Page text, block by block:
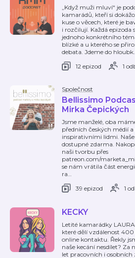
„Když muži mluví“ je
kamarádů, kteří si
kuse o věcech, které je
i rozčilují. Každá epizoda
jednoho konkrétního
blízké a u kterého se
debata. Jdeme do hloubk
12 epizod
1
Společnost
Bellissimo
Mirka Čepických
Jsme manželé, oba
předních českých médií
inspirativními lidmi.
dostupné zdarma.
naši tvorbu přes
patreon.com/
se nám vrátila část
ra…
39 epizod
1
KECKY
Letité kamarádky
které dělí vzdálenost
online kontaktu. Řekly
naše kecání nesdílet? Za
let pracovních i